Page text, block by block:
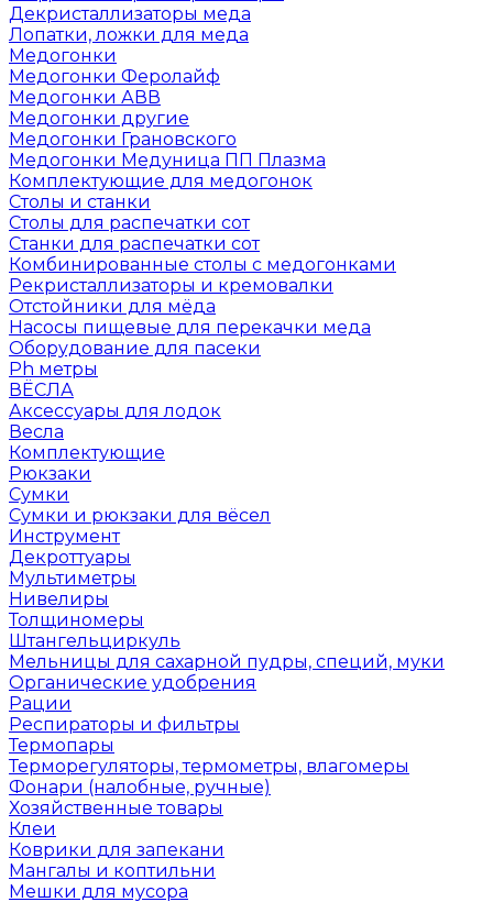
Декристаллизаторы меда
Лопатки, ложки для меда
Медогонки
Медогонки Феролайф
Медогонки АВВ
Медогонки другие
Медогонки Грановского
Медогонки Медуница ПП Плазма
Комплектующие для медогонок
Столы и станки
Столы для распечатки сот
Станки для распечатки сот
Комбинированные столы с медогонками
Рекристаллизаторы и кремовалки
Отстойники для мёда
Насосы пищевые для перекачки меда
Оборудование для пасеки
Ph метры
ВЁСЛА
Аксессуары для лодок
Весла
Комплектующие
Рюкзаки
Сумки
Сумки и рюкзаки для вёсел
Инструмент
Декроттуары
Мультиметры
Нивелиры
Толщиномеры
Штангельциркуль
Мельницы для сахарной пудры, специй, муки
Органические удобрения
Рации
Респираторы и фильтры
Термопары
Терморегуляторы, термометры, влагомеры
Фонари (налобные, ручные)
Хозяйственные товары
Клеи
Коврики для запекани
Мангалы и коптильни
Мешки для мусора